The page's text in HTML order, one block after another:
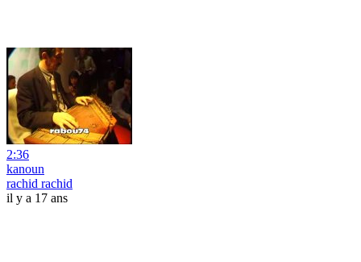
2:36
kanoun
rachid rachid
il y a 17 ans